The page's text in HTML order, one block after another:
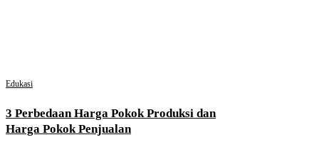
Edukasi
3 Perbedaan Harga Pokok Produksi dan
Harga Pokok Penjualan